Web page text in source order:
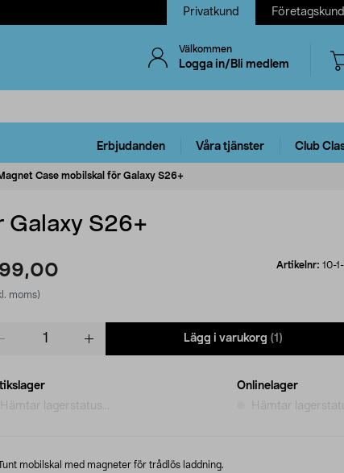
Privatkund Företagskund
Välkommen
Logga in/Bli medlem
Erbjudanden Våra tjänster Club
Case mobilskal för Galaxy S26+
Galaxy S26+
moms)
Artikelnr: 10-
Lägg i varukorg (1)
Hämtar lagerstatus...
Onlinelager
Hämtar
mobilskal med magneter för trådlös laddning.